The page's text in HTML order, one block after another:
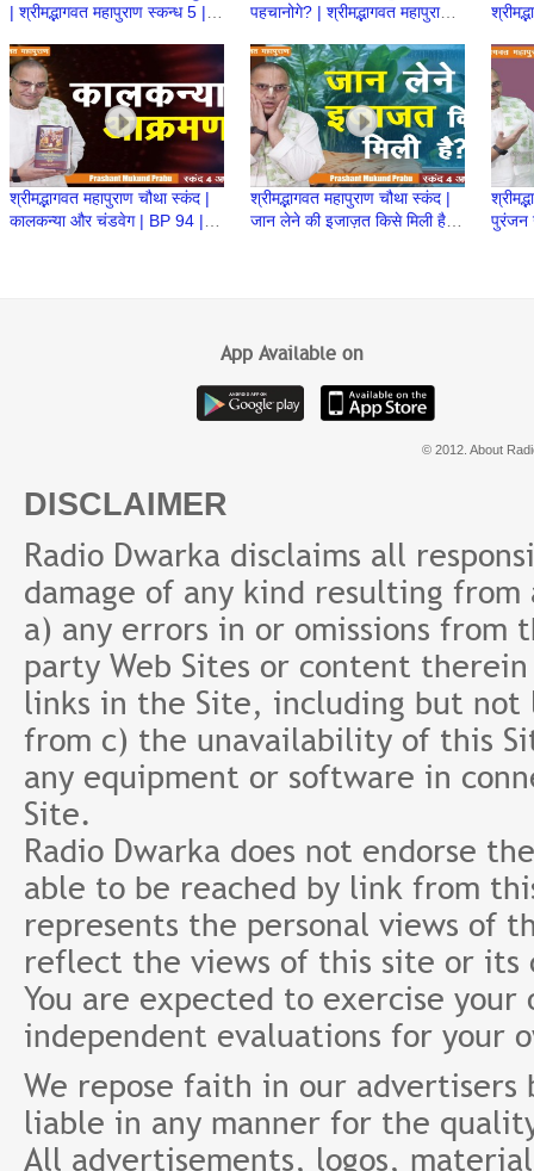
| श्रीमद्भागवत महापुराण स्कन्ध 5 |
पहचानोगे? | श्रीमद्भागवत महापुराण
Prabhu
श्रीमद्भागवत महापुराण चौथा स्कंद |
कालकन्या और चंडवेग | BP 94 |
श्रीमद्भागवत महापुराण चौथा स्कंद |
जान लेने की इजाज़त किसे मिली है? |
पुरंजन
App Available on
© 2012. About
DISCLAIMER
Radio Dwarka disclaims all
damage of any kind resulting
a) any errors in or omissions
party Web Sites or content
links in the Site, including but
from c) the unavailability of this
any equipment or software in
Site.
Radio Dwarka does not endorse
able to be reached by link from
represents the personal views of
reflect the views of this site or its
You are expected to exercise
independent evaluations for your
We repose faith in our
liable in any manner for the
All advertisements, logos,